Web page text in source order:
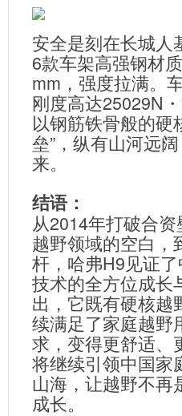
安全是刻在长城人
6款车架高强钢材
mm，强度拉满。
刚度高达25029N
以钢筋铁骨般的硬
垒”，纵有山河远
来。
结语：
从2014年打破合
越野领域的空白，
杆，哈弗H9见证
技术的全方位成长
出，它既有硬核越
续满足了家庭越野
求，变得更舒适、
将继续引领中国家
山海，让越野不再
成长。